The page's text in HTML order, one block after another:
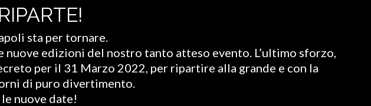
sta per tornare.
edizioni del nostro tanto atteso evento. L’ultimo sforzo,
per il 31 Marzo 2022, per ripartire alla grande e con la
di puro divertimento.
nuove date!